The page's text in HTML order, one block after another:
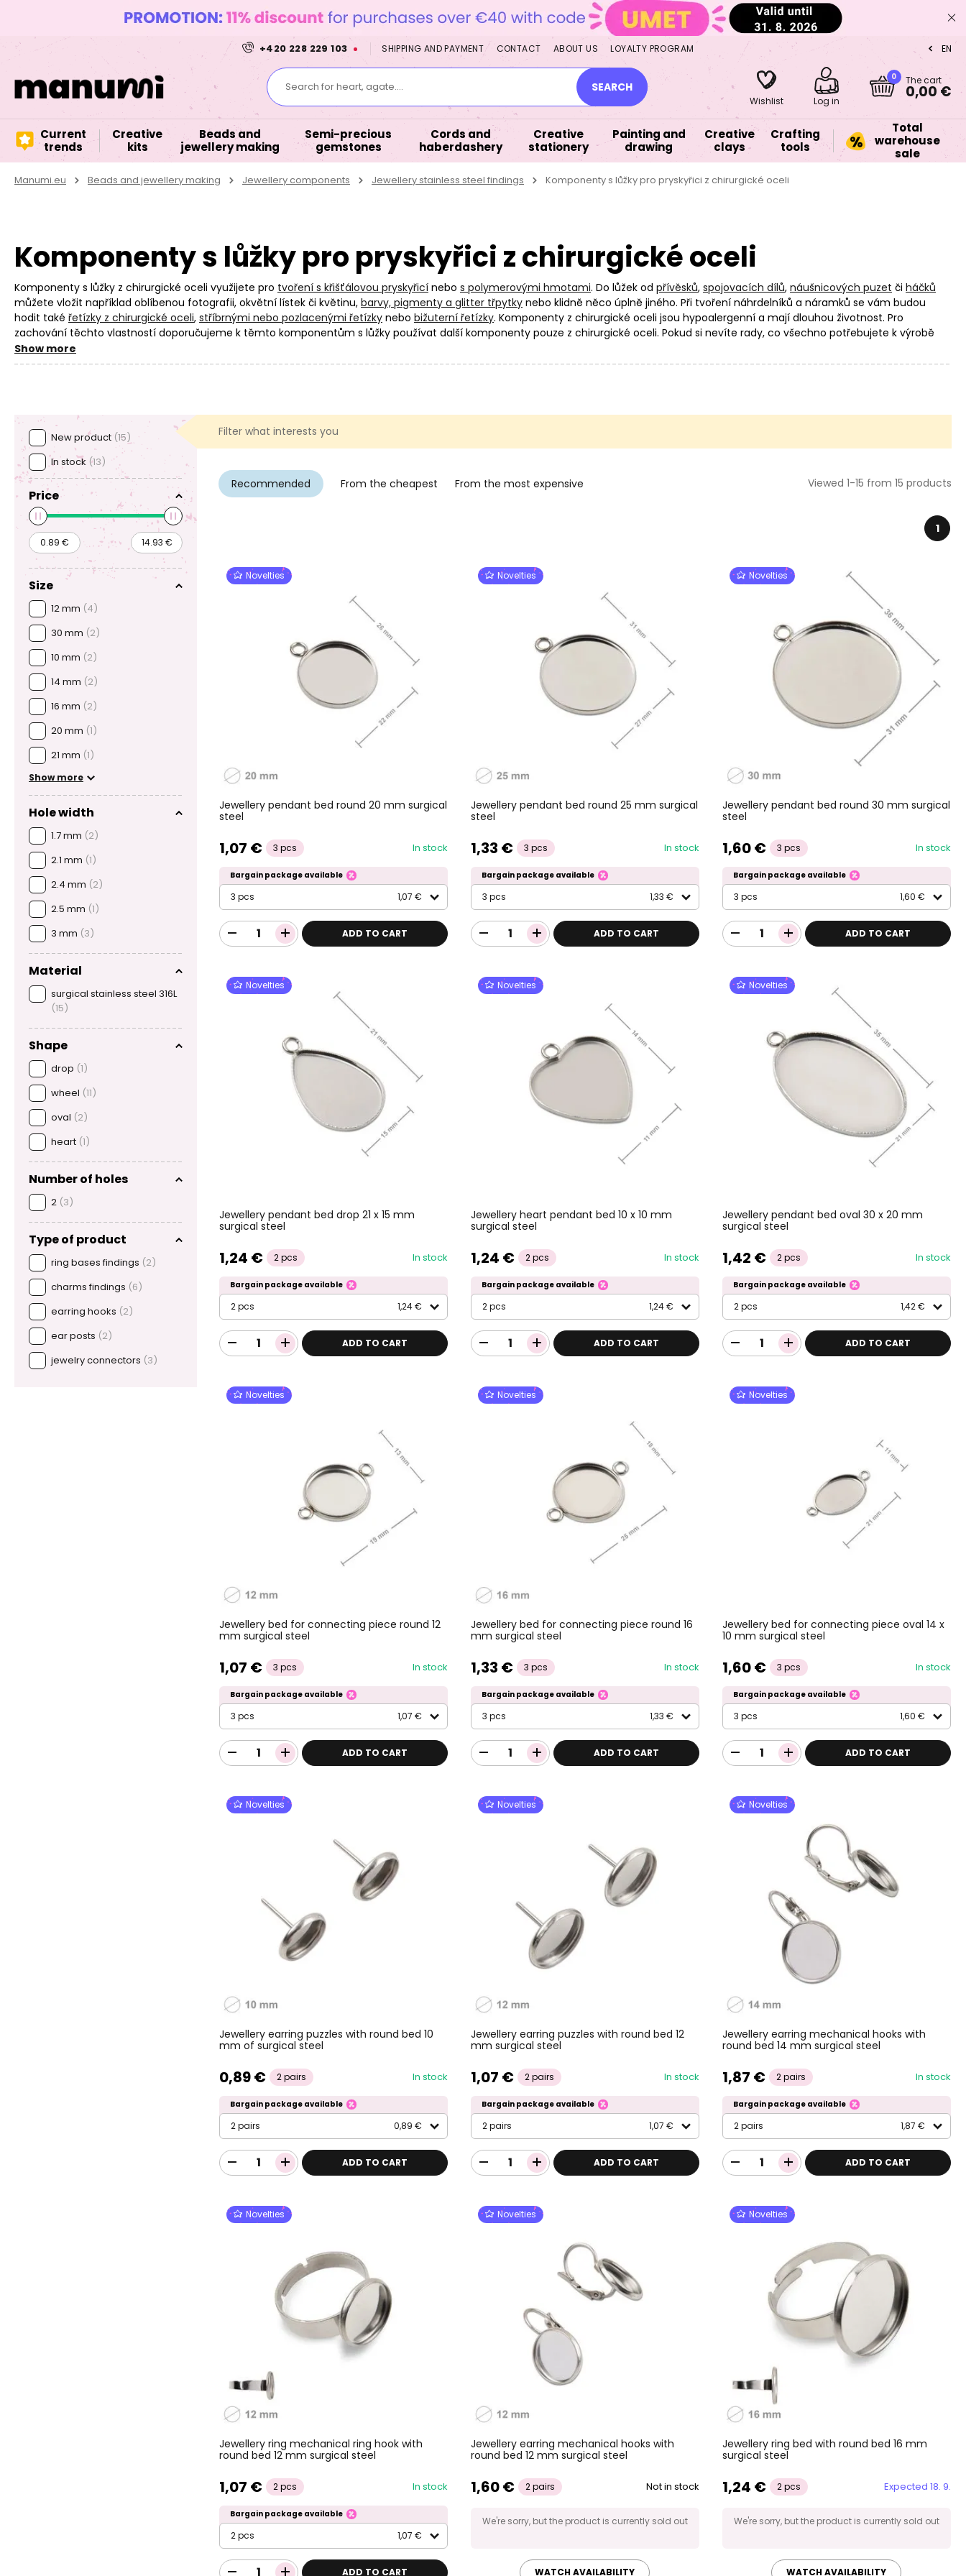
+420 228 229 103 SHIPPING AND PAYMENT CONTACT ABOUT US LOYALTY PROGRAM EN
Search for heart, agate.... SEARCH
Wishlist Log in
0 The cart
0,00 €
Current
trends
Creative
kits
Beads and
jewellery making
Semi-precious
gemstones
Cords and
haberdashery
Creative
stationery
Painting and
drawing
Creative
clays
Crafting
tools
Total
warehouse
sale
Manumi.eu Beads and jewellery making Jewellery components Jewellery stainless steel findings Komponenty s lůžky pro pryskyřici z chirurgické oceli
Komponenty s lůžky pro pryskyřici z chirurgické oceli
Komponenty s lůžky z chirurgické oceli využijete pro tvoření s křišťálovou pryskyřicí nebo s polymerovými hmotami. Do lůžek od přívěsků, spojovacích dílů, náušnicových puzet či háčků
můžete vložit například oblíbenou fotografii, okvětní lístek či květinu, barvy, pigmenty a glitter třpytky nebo klidně něco úplně jiného. Při tvoření náhrdelníků a náramků se vám budou
hodit také řetízky z chirurgické oceli, stříbrnými nebo pozlacenými řetízky nebo bižuterní řetízky. Komponenty z chirurgické oceli jsou hypoalergenní a mají dlouhou životnost. Pro
zachování těchto vlastností doporučujeme k těmto komponentům s lůžky používat další komponenty pouze z chirurgické oceli. Pokud si nevíte rady, co všechno potřebujete k výrobě
šperku s křišťálovou pryskyřicí, podívejte se do našeho rozcestníku
Show more
New product (15)
In stock (13)
Price
Size
12 mm (4)
30 mm (2)
10 mm (2)
14 mm (2)
16 mm (2)
20 mm (1)
21 mm (1)
Show more
Hole width
1.7 mm (2)
2.1 mm (1)
2.4 mm (2)
2.5 mm (1)
3 mm (3)
Material
surgical stainless steel 316L
(15)
Shape
drop (1)
wheel (11)
oval (2)
heart (1)
Number of holes
2 (3)
Type of product
ring bases findings (2)
charms findings (6)
earring hooks (2)
ear posts (2)
jewelry connectors (3)
Filter what interests you
Recommended From the cheapest From the most expensive Viewed 1-15 from 15 products
1
Novelties
Jewellery pendant bed round 20 mm surgical
steel
1,07 € 3 pcs In stock
Bargain package available
3 pcs 1,07 €
ADD TO CART
Novelties
Jewellery pendant bed round 25 mm surgical
steel
1,33 € 3 pcs In stock
Bargain package available
3 pcs 1,33 €
ADD TO CART
Novelties
Jewellery pendant bed round 30 mm surgical
steel
1,60 € 3 pcs In stock
Bargain package available
3 pcs 1,60 €
ADD TO CART
Novelties
Jewellery pendant bed drop 21 x 15 mm
surgical steel
1,24 € 2 pcs In stock
Bargain package available
2 pcs 1,24 €
ADD TO CART
Novelties
Jewellery heart pendant bed 10 x 10 mm
surgical steel
1,24 € 2 pcs In stock
Bargain package available
2 pcs 1,24 €
ADD TO CART
Novelties
Jewellery pendant bed oval 30 x 20 mm
surgical steel
1,42 € 2 pcs In stock
Bargain package available
2 pcs 1,42 €
ADD TO CART
Novelties
Jewellery bed for connecting piece round 12
mm surgical steel
1,07 € 3 pcs In stock
Bargain package available
3 pcs 1,07 €
ADD TO CART
Novelties
Jewellery bed for connecting piece round 16
mm surgical steel
1,33 € 3 pcs In stock
Bargain package available
3 pcs 1,33 €
ADD TO CART
Novelties
Jewellery bed for connecting piece oval 14 x
10 mm surgical steel
1,60 € 3 pcs In stock
Bargain package available
3 pcs 1,60 €
ADD TO CART
Novelties
Jewellery earring puzzles with round bed 10
mm of surgical steel
0,89 € 2 pairs In stock
Bargain package available
2 pairs 0,89 €
ADD TO CART
Novelties
Jewellery earring puzzles with round bed 12
mm surgical steel
1,07 € 2 pairs In stock
Bargain package available
2 pairs 1,07 €
ADD TO CART
Novelties
Jewellery earring mechanical hooks with
round bed 14 mm surgical steel
1,87 € 2 pairs In stock
Bargain package available
2 pairs 1,87 €
ADD TO CART
Novelties
Jewellery ring mechanical ring hook with
round bed 12 mm surgical steel
1,07 € 2 pcs In stock
Bargain package available
2 pcs 1,07 €
ADD TO CART
Novelties
Jewellery earring mechanical hooks with
round bed 12 mm surgical steel
1,60 € 2 pairs Not in stock
We're sorry, but the product is currently sold out
WATCH AVAILABILITY
Novelties
Jewellery ring bed with round bed 16 mm
surgical steel
1,24 € 2 pcs Expected 18. 9.
We're sorry, but the product is currently sold out
WATCH AVAILABILITY